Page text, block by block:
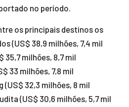
no período.
os principais destinos os
(US$ 38,9 milhões, 7,4 mil
35,7 milhões, 8,7 mil
33 milhões, 7,8 mil
(US$ 32,3 milhões, 8 mil
(US$ 30,6 milhões, 5,7 mil